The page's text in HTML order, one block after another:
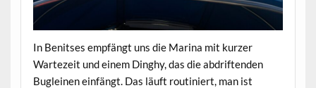
In Benitses empfängt uns die Marina mit kurzer
Wartezeit und einem Dinghy, das die abdriftenden
Bugleinen einfängt. Das läuft routiniert, man ist